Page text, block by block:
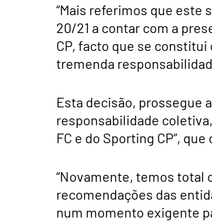
“Mais referimos que este
20/21 a contar com a
CP, facto que se
tremenda
Esta decisão, prossegue
responsabilidade
FC e do Sporting CP”,
“Novamente, temos total
recomendações das
num momento exigente